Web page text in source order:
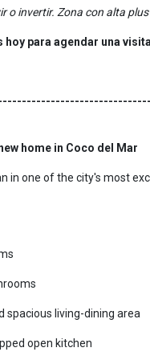
o invertir. Zona con alta
hoy para agendar una
home in Coco del Mar
in one of the city's most
spacious living-dining area
open kitchen